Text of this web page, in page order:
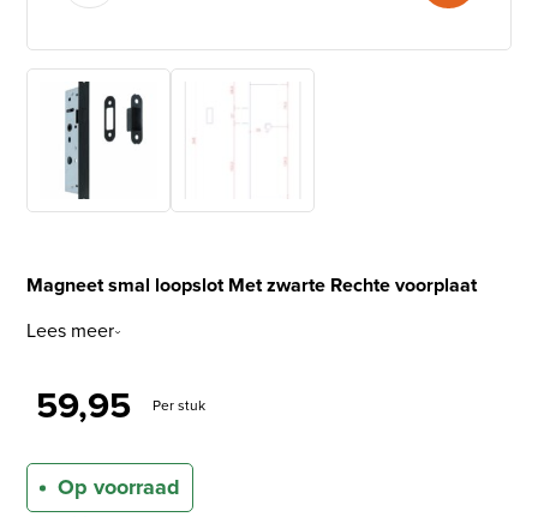
Magneet smal loopslot Met zwarte Rechte voorplaat
Lees meer
59,95 Per stuk
Op voorraad